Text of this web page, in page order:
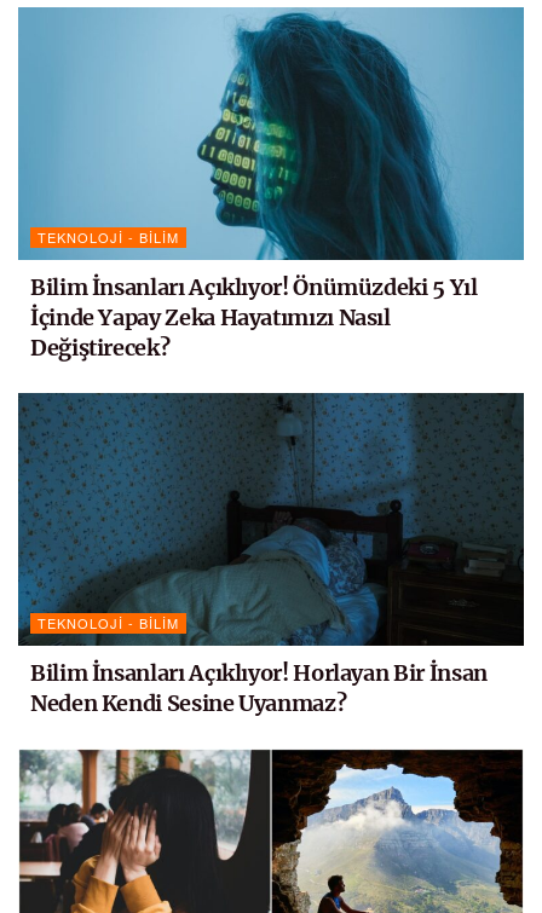
TEKNOLOJI - BILIM
Bilim İnsanları Açıklıyor! Önümüzdeki 5 Yıl
İçinde Yapay Zeka Hayatımızı Nasıl
Değiştirecek?
TEKNOLOJI - BILIM
Bilim İnsanları Açıklıyor! Horlayan Bir İnsan
Neden Kendi Sesine Uyanmaz?